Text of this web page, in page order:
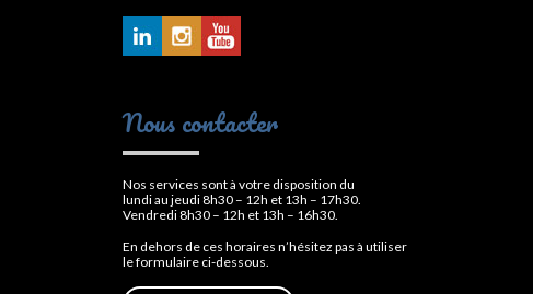
Nous contacter
Nos services sont à votre disposition du
lundi au jeudi 8h30 – 12h et 13h – 17h30.
Vendredi 8h30 – 12h et 13h – 16h30.
En dehors de ces horaires n’hésitez pas à utiliser
le formulaire ci-dessous.